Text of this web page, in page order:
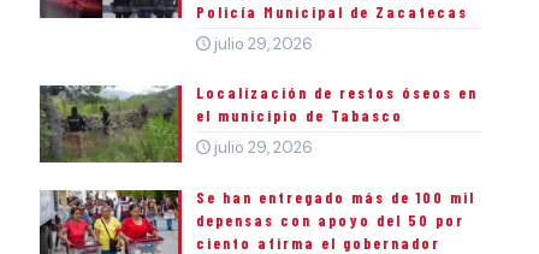
Policía Municipal de Zacatecas
julio 29, 2026
Localización de restos óseos en
el municipio de Tabasco
julio 29, 2026
Se han entregado más de 100 mil
depensas con apoyo del 50 por
ciento afirma el gobernador